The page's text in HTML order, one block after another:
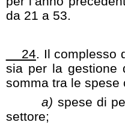
da 21 a 53.
24. Il complesso
sia per la gestione
somma tra le spese
a) spese di
settore;